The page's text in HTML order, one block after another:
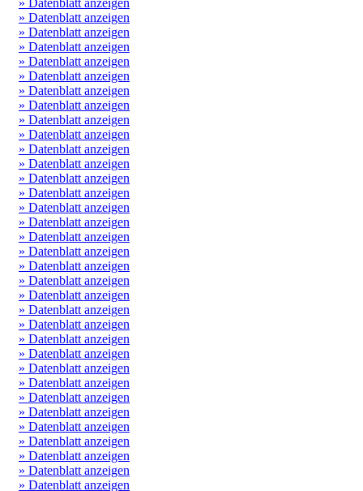
» Datenblatt anzeigen
» Datenblatt anzeigen
» Datenblatt anzeigen
» Datenblatt anzeigen
» Datenblatt anzeigen
» Datenblatt anzeigen
» Datenblatt anzeigen
» Datenblatt anzeigen
» Datenblatt anzeigen
» Datenblatt anzeigen
» Datenblatt anzeigen
» Datenblatt anzeigen
» Datenblatt anzeigen
» Datenblatt anzeigen
» Datenblatt anzeigen
» Datenblatt anzeigen
» Datenblatt anzeigen
» Datenblatt anzeigen
» Datenblatt anzeigen
» Datenblatt anzeigen
» Datenblatt anzeigen
» Datenblatt anzeigen
» Datenblatt anzeigen
» Datenblatt anzeigen
» Datenblatt anzeigen
» Datenblatt anzeigen
» Datenblatt anzeigen
» Datenblatt anzeigen
» Datenblatt anzeigen
» Datenblatt anzeigen
» Datenblatt anzeigen
» Datenblatt anzeigen
» Datenblatt anzeigen
» Datenblatt anzeigen